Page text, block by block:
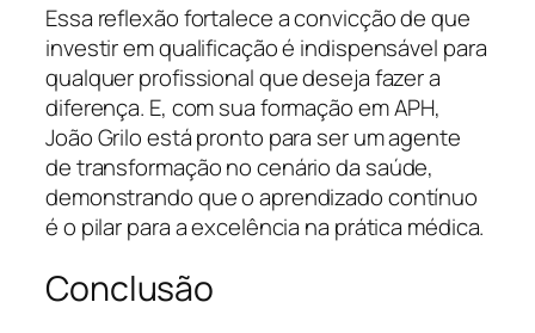
Essa reflexão fortalece a convicção de que
investir em qualificação é indispensável para
qualquer profissional que deseja fazer a
diferença. E, com sua formação em APH,
João Grilo está pronto para ser um agente
de transformação no cenário da saúde,
demonstrando que o aprendizado contínuo
é o pilar para a excelência na prática médica.
Conclusão